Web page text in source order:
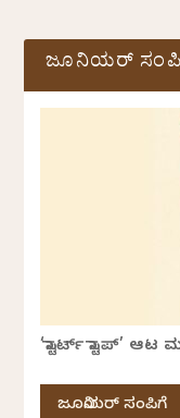
ಜೂನಿಯರ್
‘ಸ್ಟಾರ್ಟ್ ಸ್ಟಾಪ್’
ಜೂನಿಯರ್ ಸಂಪಿಗೆ